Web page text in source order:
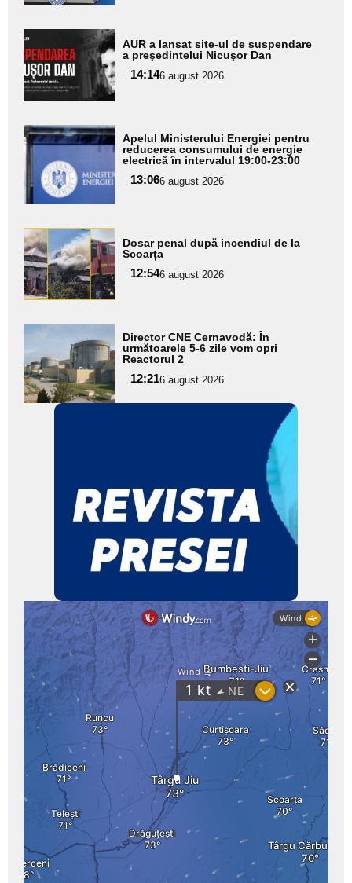
Adaugă
aici textul
pentru
subtitlu
AUR a lansat site-ul de suspendare
a preşedintelui Nicuşor Dan
14:146 august 2026
Adaugă
aici textul
pentru
subtitlu
Apelul Ministerului Energiei pentru
reducerea consumului de energie
electrică în intervalul 19:00-23:00
13:066 august 2026
Adaugă
aici textul
pentru
subtitlu
Dosar penal după incendiul de la
Scoarța
12:546 august 2026
Adaugă
aici textul
pentru
subtitlu
Director CNE Cernavodă: În
următoarele 5-6 zile vom opri
Reactorul 2
12:216 august 2026